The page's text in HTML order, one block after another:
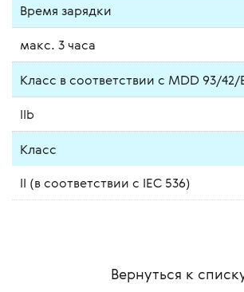
Время зарядки
макс. 3 часа
Класс в соответствии с MDD 93/42/
IIb
Класс
II (в соответствии с IEC 536)
Вернуться к